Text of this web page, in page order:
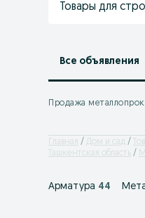
Товары для
Все объявления
Продажа
Главная Дом и сад
Ташкентская область
Арматура 44